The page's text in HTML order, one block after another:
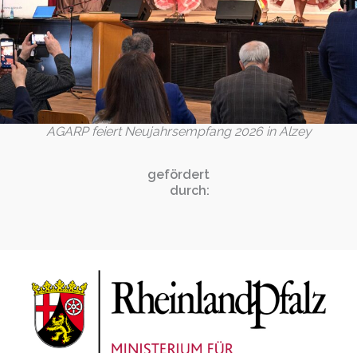
AGARP feiert Neujahrsempfang 2026 in Alzey
gefördert
durch: